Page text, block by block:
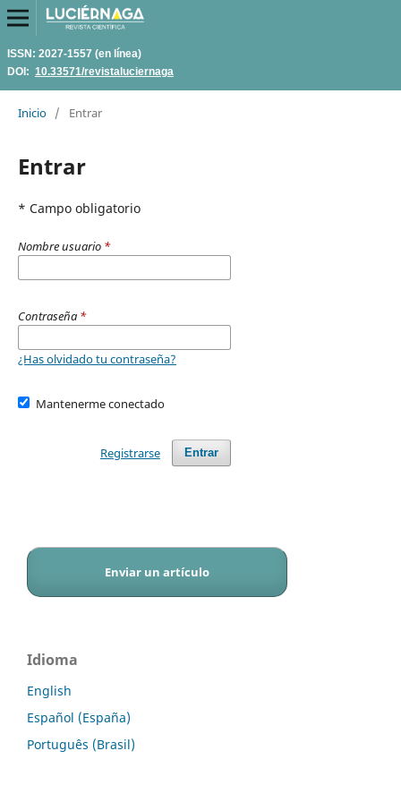
ISSN: 2027-1557 (en línea)
DOI: 10.33571/revistaluciernaga
Inicio / Entrar
Entrar
* Campo obligatorio
Nombre usuario *
Contraseña *
¿Has olvidado tu contraseña?
Mantenerme conectado
Entrar
Registrarse
Enviar un artículo
Idioma
English
Español (España)
Português (Brasil)